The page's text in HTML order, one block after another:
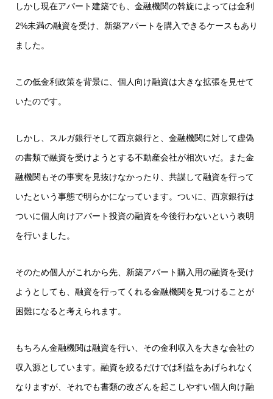
しかし現在アパート建築でも、金融機関の斡旋によっては金利
2%未満の融資を受け、新築アパートを購入できるケースもあり
ました。
この低金利政策を背景に、個人向け融資は大きな拡張を見せて
いたのです。
しかし、スルガ銀行そして西京銀行と、金融機関に対して虚偽
の書類で融資を受けようとする不動産会社が相次いだ。また金
融機関もその事実を見抜けなかったり、共謀して融資を行って
いたという事態で明らかになっています。ついに、西京銀行は
ついに個人向けアパート投資の融資を今後行わないという表明
を行いました。
そのため個人がこれから先、新築アパート購入用の融資を受け
ようとしても、融資を行ってくれる金融機関を見つけることが
困難になると考えられます。
もちろん金融機関は融資を行い、その金利収入を大きな会社の
収入源としています。融資を絞るだけでは利益をあげられなく
なりますが、それでも書類の改ざんを起こしやすい個人向け融